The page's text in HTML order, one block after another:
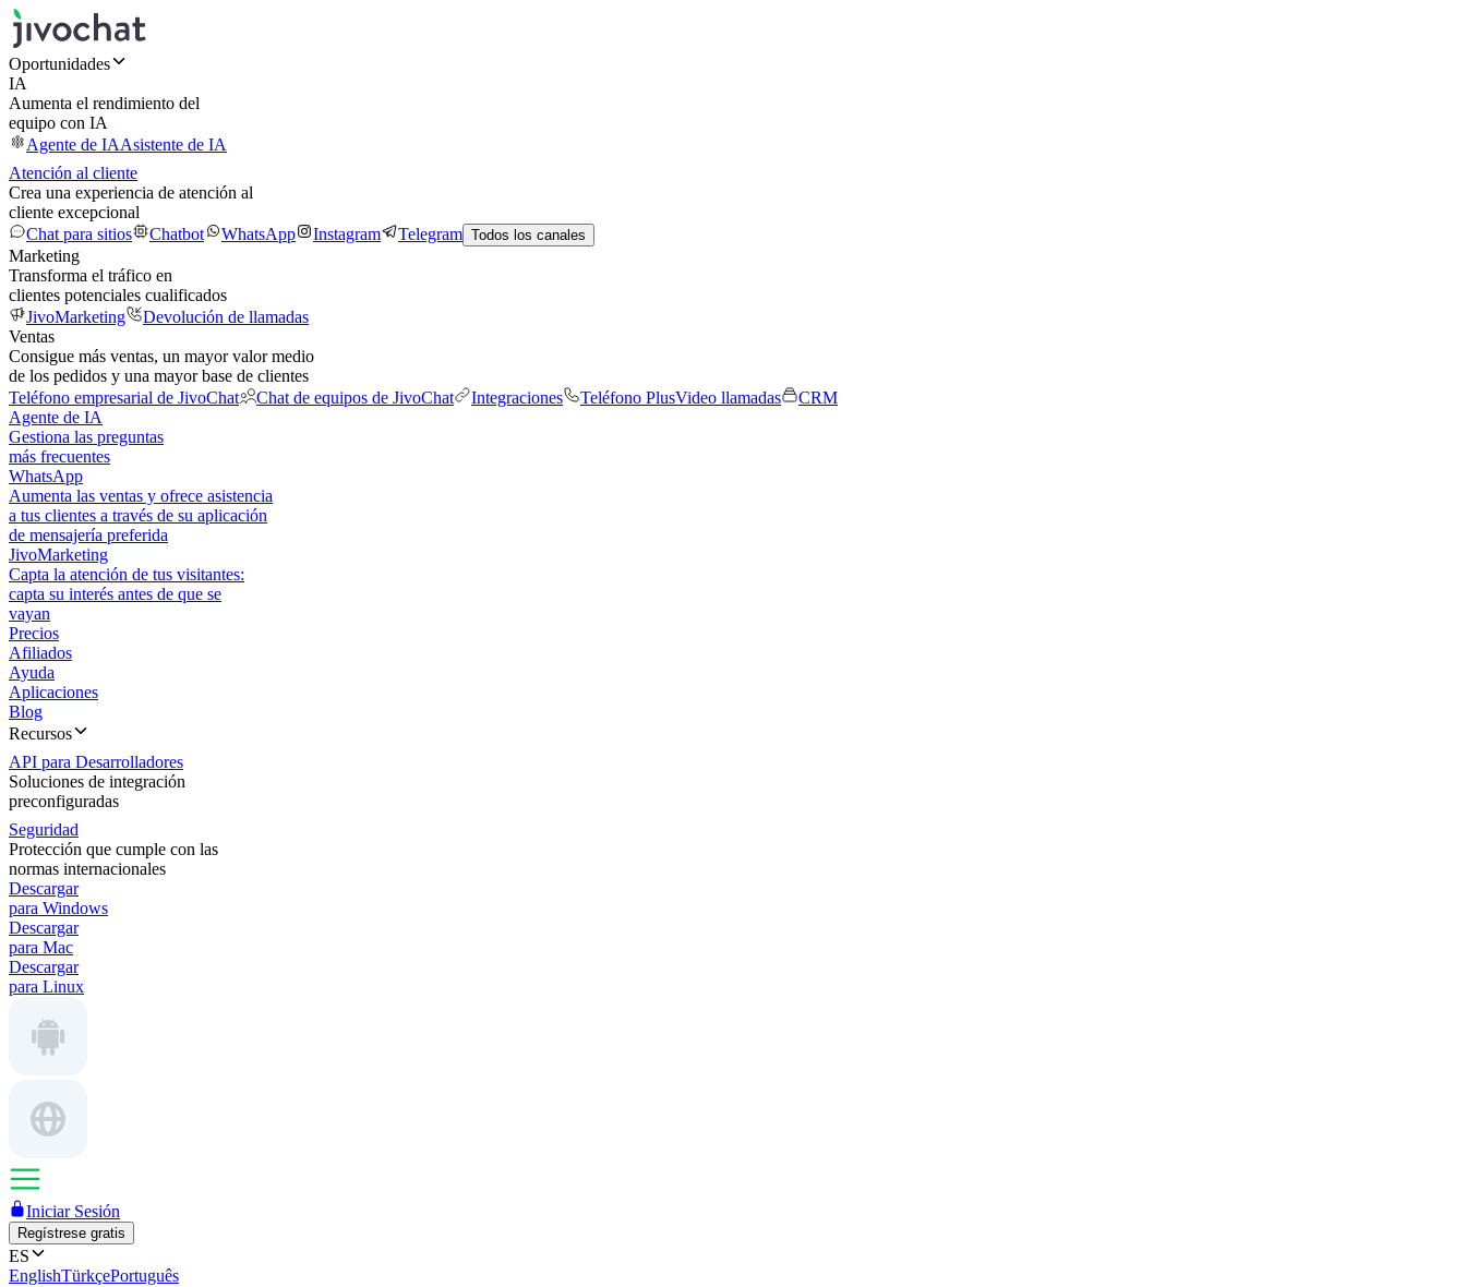
Oportunidades
IA
Aumenta el rendimiento del
equipo con IA
Agente de IAAsistente de IA
Atención al cliente
Crea una experiencia de atención al
cliente excepcional
Chat para sitios
Chatbot WhatsApp Instagram Telegram Todos los canales
Marketing
Transforma el tráfico en
clientes potenciales cualificados
JivoMarketing
Devolución de llamadas
Ventas
Consigue más ventas, un mayor valor medio
de los pedidos y una mayor base de clientes
Teléfono empresarial de JivoChat
Chat de equipos de JivoChat Integraciones Teléfono PlusVideo llamadas
CRM
Agente de IA
Gestiona las preguntas
más frecuentes
WhatsApp
Aumenta las ventas y ofrece asistencia
a tus clientes a través de su aplicación
de mensajería preferida
JivoMarketing
Capta la atención de tus visitantes:
capta su interés antes de que se
vayan
Precios
Afiliados
Ayuda
Aplicaciones
Blog
Recursos
API para Desarrolladores
Soluciones de integración
preconfiguradas
Seguridad
Protección que cumple con las
normas internacionales
Descargar
para Windows
Descargar
para Mac
Descargar
para Linux
Iniciar Sesión
Regístrese gratis
ES
EnglishTürkçePortuguês